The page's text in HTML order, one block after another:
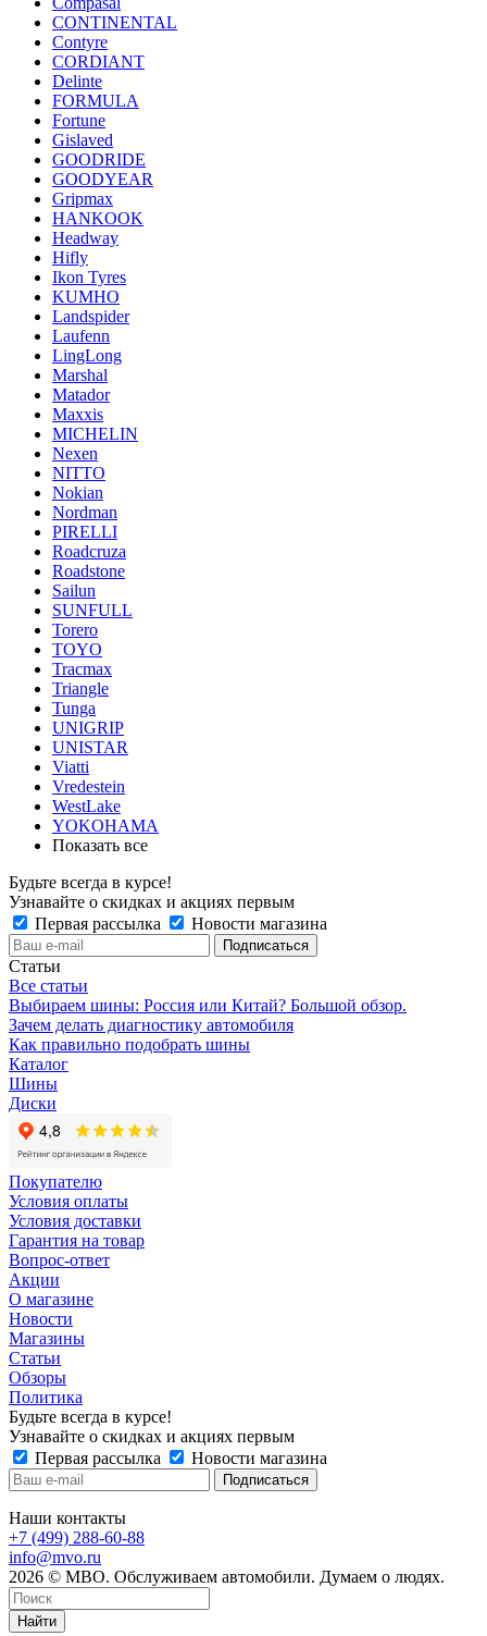
CONTINENTAL
Contyre
CORDIANT
Delinte
FORMULA
Fortune
Gislaved
GOODRIDE
GOODYEAR
Gripmax
HANKOOK
Headway
Hifly
Ikon Tyres
KUMHO
Landspider
Laufenn
LingLong
Marshal
Matador
Maxxis
MICHELIN
Nexen
NITTO
Nokian
Nordman
PIRELLI
Roadcruza
Roadstone
Sailun
SUNFULL
Torero
TOYO
Tracmax
Triangle
Tunga
UNIGRIP
UNISTAR
Viatti
Vredestein
WestLake
YOKOHAMA
Показать все
Будьте всегда в курсе!
Узнавайте о скидках и акциях первым
Первая рассылка
Новости магазина
Статьи
Все статьи
Выбираем шины: Россия или Китай? Большой обзор.
Зачем делать диагностику автомобиля
Как правильно подобрать шины
Каталог
Шины
Диски
Покупателю
Условия оплаты
Условия доставки
Гарантия на товар
Вопрос-ответ
Акции
О магазине
Новости
Магазины
Статьи
Обзоры
Политика
Будьте всегда в курсе!
Узнавайте о скидках и акциях первым
Первая рассылка
Новости магазина
Наши контакты
+7 (499) 288-60-88
info@mvo.ru
2026 © МВО. Обслуживаем автомобили. Думаем о людях.
Найти